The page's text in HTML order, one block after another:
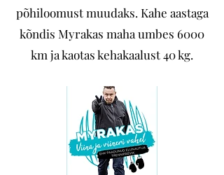
põhiloomust muudaks. Kahe aastaga
kõndis Myrakas maha umbes 6000
km ja kaotas kehakaalust 40 kg.